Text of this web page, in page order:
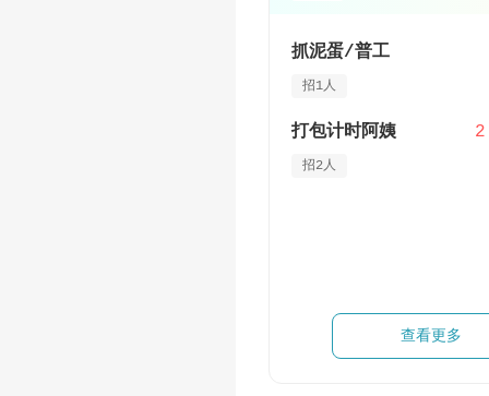
抓泥蛋/普工
招1人
打包计时阿姨
招2人
查看更多